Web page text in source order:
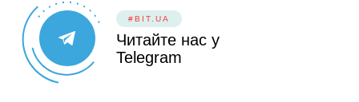
#BIT.UA
Читайте нас у
Telegram